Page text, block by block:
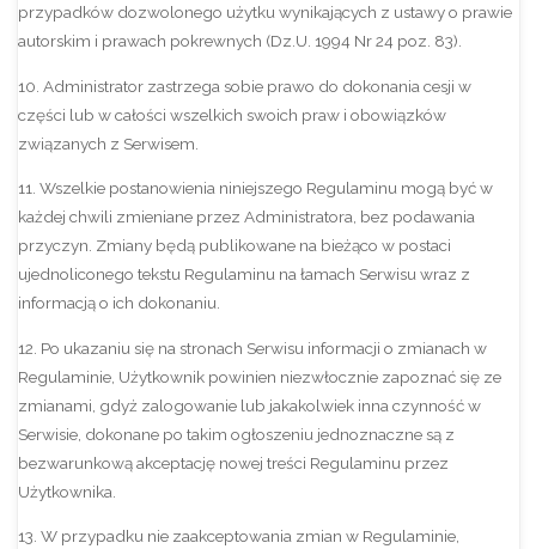
przypadków dozwolonego użytku wynikających z ustawy o prawie
autorskim i prawach pokrewnych (Dz.U. 1994 Nr 24 poz. 83).
10. Administrator zastrzega sobie prawo do dokonania cesji w
części lub w całości wszelkich swoich praw i obowiązków
związanych z Serwisem.
11. Wszelkie postanowienia niniejszego Regulaminu mogą być w
każdej chwili zmieniane przez Administratora, bez podawania
przyczyn. Zmiany będą publikowane na bieżąco w postaci
ujednoliconego tekstu Regulaminu na łamach Serwisu wraz z
informacją o ich dokonaniu.
12. Po ukazaniu się na stronach Serwisu informacji o zmianach w
Regulaminie, Użytkownik powinien niezwłocznie zapoznać się ze
zmianami, gdyż zalogowanie lub jakakolwiek inna czynność w
Serwisie, dokonane po takim ogłoszeniu jednoznaczne są z
bezwarunkową akceptację nowej treści Regulaminu przez
Użytkownika.
13. W przypadku nie zaakceptowania zmian w Regulaminie,